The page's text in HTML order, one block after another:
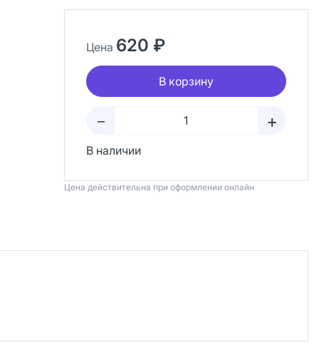
Цена 620 ₽
В корзину
– +
В наличии
Цена действительна при оформлении онлайн